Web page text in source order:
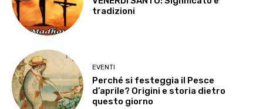
tradizioni
EVENTI
Perché si festeggia il Pesce
d’aprile? Origini e storia dietro
questo giorno